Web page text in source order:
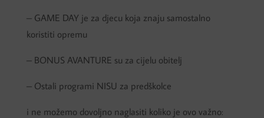
– GAME DAY je za djecu koja znaju samostalno
koristiti opremu
– BONUS AVANTURE su za cijelu obitelj
– Ostali programi NISU za predškolce
i ne možemo dovoljno naglasiti koliko je ovo važno: